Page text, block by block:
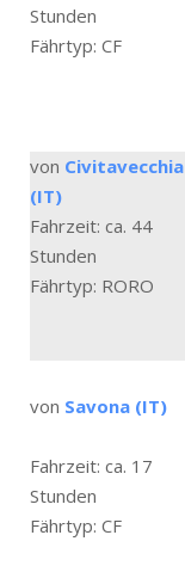
Stunden
Fährtyp: CF
von Civitavecchia
(IT)
Fahrzeit: ca. 44
Stunden
Fährtyp: RORO
von Savona (IT)
Fahrzeit: ca. 17
Stunden
Fährtyp: CF